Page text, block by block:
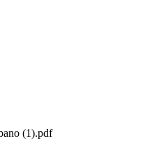
(1).pdf